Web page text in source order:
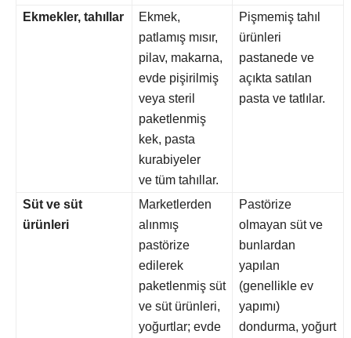
Ekmekler, tahıllar
Ekmek,
patlamış mısır,
pilav, makarna,
evde pişirilmiş
veya steril
paketlenmiş
kek, pasta
kurabiyeler
ve tüm tahıllar.
Pişmemiş tahıl
ürünleri
pastanede ve
açıkta satılan
pasta ve tatlılar.
Süt ve süt
ürünleri
Marketlerden
alınmış
pastörize
edilerek
paketlenmiş süt
ve süt ürünleri,
yoğurtlar; evde
Pastörize
olmayan süt ve
bunlardan
yapılan
(genellikle ev
yapımı)
dondurma, yoğurt